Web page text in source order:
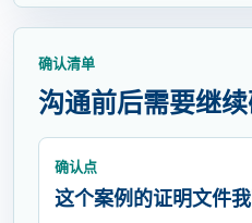
确认清单
沟通前后需要继
确认点
这个案例的证明文件我